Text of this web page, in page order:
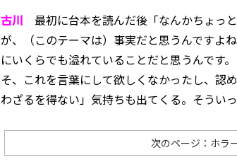
古川
最初に台本を読んだ後「なんかちょっ
が、（このテーマは）事実だと思うんですよ
にいくらでも溢れていることだと思うんです
そ、これを言葉にして欲しくなかったし、認
わざるを得ない」気持ちも出てくる。そうい
次のページ：ホラ